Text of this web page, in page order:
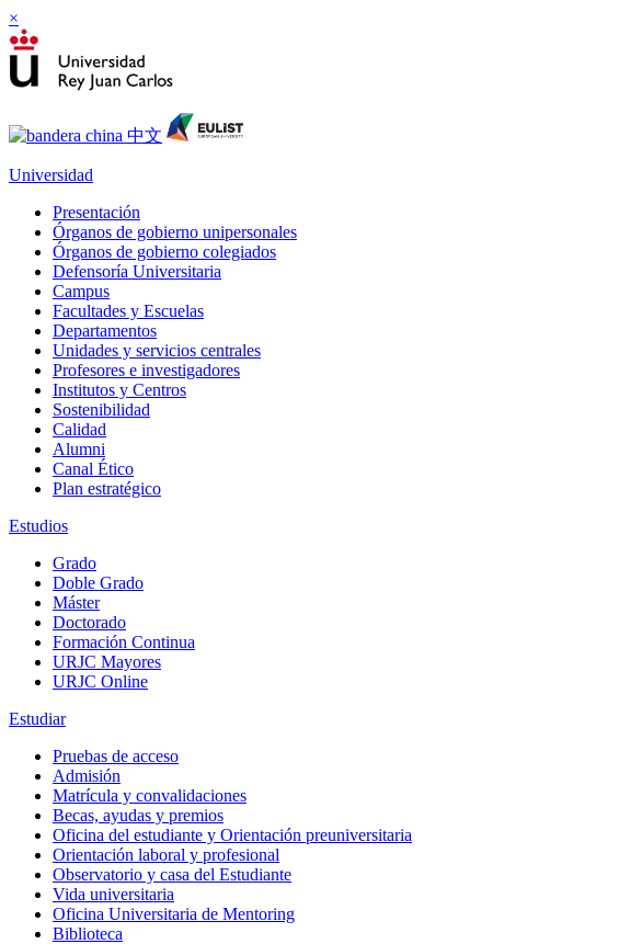
×
Universidad
Presentación
Órganos de gobierno unipersonales
Órganos de gobierno colegiados
Defensoría Universitaria
Campus
Facultades y Escuelas
Departamentos
Unidades y servicios centrales
Profesores e investigadores
Institutos y Centros
Sostenibilidad
Calidad
Alumni
Canal Ético
Plan estratégico
Estudios
Grado
Doble Grado
Máster
Doctorado
Formación Continua
URJC Mayores
URJC Online
Estudiar
Pruebas de acceso
Admisión
Matrícula y convalidaciones
Becas, ayudas y premios
Oficina del estudiante y Orientación preuniversitaria
Orientación laboral y profesional
Observatorio y casa del Estudiante
Vida universitaria
Oficina Universitaria de Mentoring
Biblioteca